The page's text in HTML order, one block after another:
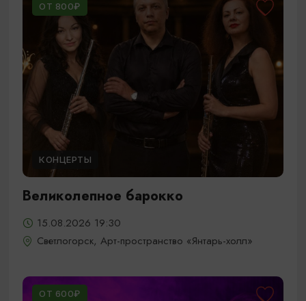
ОТ 800₽
КОНЦЕРТЫ
Великолепное барокко
15.08.2026 19:30
Светлогорск, Арт-пространство «Янтарь-холл»
ОТ 600₽